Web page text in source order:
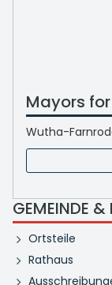
Mayors
Wutha-
GEMEINDE &
Ortsteile
Rathaus